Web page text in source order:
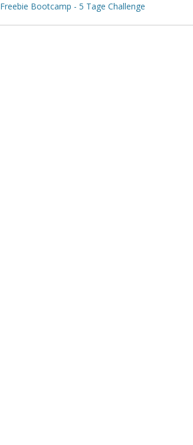
Freebie Bootcamp - 5 Tage Challenge